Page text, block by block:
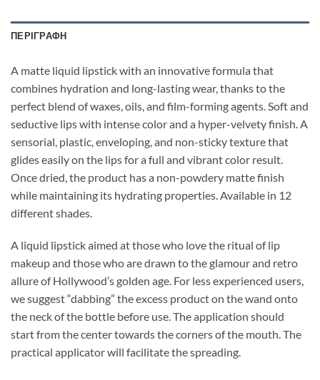
ΠΕΡΙΓΡΑΦΉ
A matte liquid lipstick with an innovative formula that
combines hydration and long-lasting wear, thanks to the
perfect blend of waxes, oils, and film-forming agents. Soft and
seductive lips with intense color and a hyper-velvety finish. A
sensorial, plastic, enveloping, and non-sticky texture that
glides easily on the lips for a full and vibrant color result.
Once dried, the product has a non-powdery matte finish
while maintaining its hydrating properties. Available in 12
different shades.
A liquid lipstick aimed at those who love the ritual of lip
makeup and those who are drawn to the glamour and retro
allure of Hollywood’s golden age. For less experienced users,
we suggest “dabbing” the excess product on the wand onto
the neck of the bottle before use. The application should
start from the center towards the corners of the mouth. The
practical applicator will facilitate the spreading.